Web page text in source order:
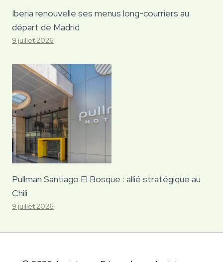
Iberia renouvelle ses menus long-courriers au
départ de Madrid
9 juillet 2026
Pullman Santiago El Bosque : allié stratégique au
Chili
9 juillet 2026